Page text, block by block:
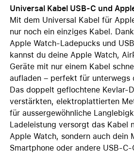
Universal Kabel USB-C und
Mit dem Universal Kabel für
nur noch ein einziges Kabel.
Apple Watch-Ladepucks und
kannst du deine Apple Watch,
Geräte mit nur einem Kabel
aufladen – perfekt für unterwegs
Das doppelt geflochtene Kevlar-
verstärkten, elektroplattierten
für aussergewöhnliche
Ladeleistung versorgt das Kabel
Apple Watch, sondern auch dein
Smartphone oder andere USB-